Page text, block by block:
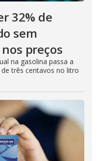
32% de
sem
preços
na gasolina passa a
três centavos no litro